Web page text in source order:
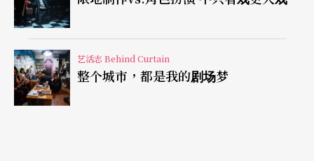
动同时被电动玩，那里头有很深层的观演关系。比
如《刺客教条》这款游戏，玩家在某种程度上是自
主的，但仍受游戏环境及规则的限制，会让我去思
考主动和被动参与的不同。」
艺活志 Behind Curtain
整个城市，都是我的剧场梦